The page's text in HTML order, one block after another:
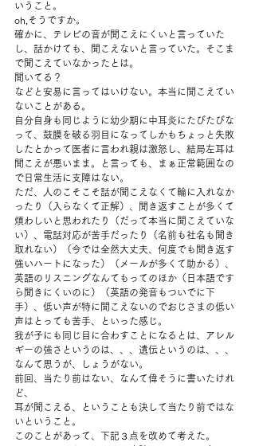
いうこと。
oh,そうですか。
確かに、テレビの音が聞こえにくいと言っていた
し、話かけても、聞こえないと言っていた。そこま
で聞こえていなかったとは。
聞いてる？
などと安易に言ってはいけない。本当に聞こえてい
ないことがある。
自分自身も同じように幼少期に中耳炎にたびたびな
って、鼓膜を破る羽目になってしかもちょっと失敗
したとかって医者に言われ親は激怒し、結局左耳は
聞こえが悪いまま。と言っても、まぁ正常範囲なの
で日常生活に支障はない。
ただ、人のこそこそ話が聞こえなくて輪に入れなか
ったり（入らなくて正解）、聞き返すことが多くて
煩わしいと思われたり（だって本当に聞こえていな
い）、電話対応が苦手だったり（名前も社名も聞き
取れない）（今では全然大丈夫、何度でも聞き返す
強いハートになった）（メールが多くて助かる）、
英語のリスニングなんてもってのほか（日本語です
ら聞きにくいのに）（英語の発音もついでに下
手）、低い声が特に聞こえないのでおじさまの低い
声はとっても苦手、といった感じ。
我が子にも同じ目に合わすことになるとは、アレル
ギーの強さというのは、、、遺伝というのは、、、
なんて思うが、しょうがない。
前回、当たり前はない、なんて偉そうに書いたけれ
ど、
耳が聞こえる、ということも決して当たり前ではな
いということ。
このことがあって、下記３点を改めて考えた。